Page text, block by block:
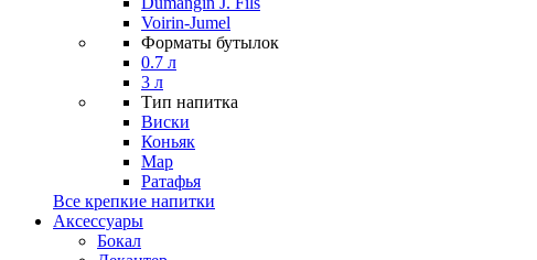
Voirin-Jumel
Форматы бутылок
0.7 л
3 л
Тип напитка
Виски
Коньяк
Мар
Ратафья
Все крепкие напитки
Аксессуары
Бокал